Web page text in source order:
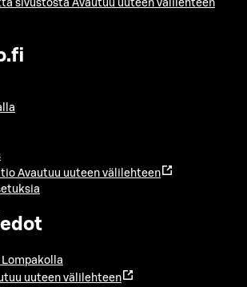
sivustosta Avautuu uuteen välilehteen
Avautuu uuteen välilehteen
Lompakolla
uuteen välilehteen